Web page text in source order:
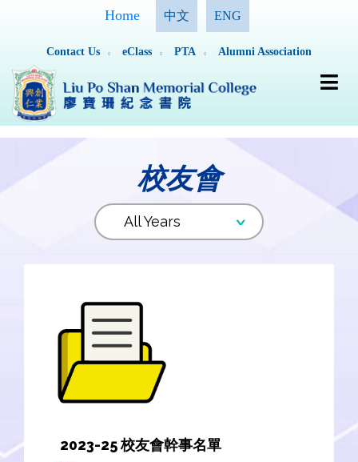
Home 中文 ENG
Contact Us eClass PTA Alumni Association
校友會
2023-25 校友會幹事名單